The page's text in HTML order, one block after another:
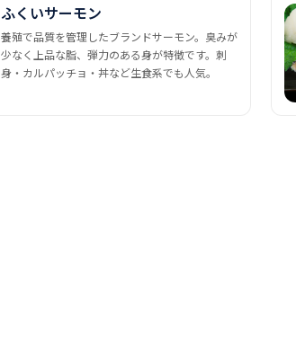
ふくいサーモン
養殖で品質を管理したブランドサーモン。臭みが
少なく上品な脂、弾力のある身が特徴です。刺
身・カルパッチョ・丼など生食系でも人気。